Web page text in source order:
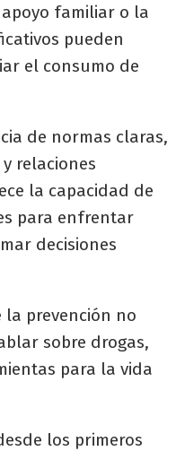
familiar o la
pueden
el consumo de
de normas claras,
relaciones
la capacidad de
para enfrentar
decisiones
la prevención no
sobre drogas,
para la vida
los primeros